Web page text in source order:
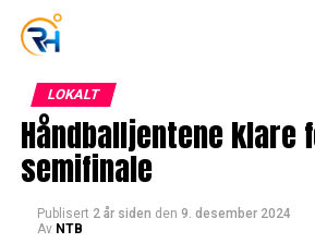
LOKALT
Håndballjentene klare
semifinale
Publisert 2 år siden den 9. desember 2024
Av NTB